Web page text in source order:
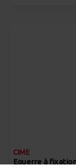
CIME
Equerre à